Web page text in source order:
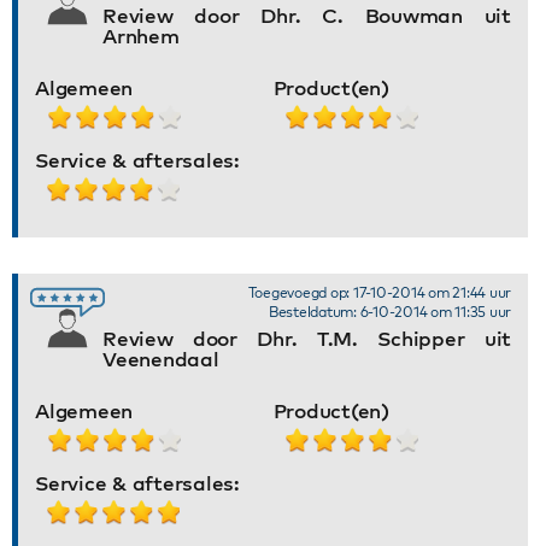
Review door Dhr. C. Bouwman uit
Arnhem
Algemeen Product(en)
Service & aftersales:
Review door Dhr. T.M. Schipper uit
Veenendaal
Toegevoegd op: 17-10-2014 om 21:44 uur
Besteldatum: 6-10-2014 om 11:35 uur
Algemeen Product(en)
Service & aftersales: